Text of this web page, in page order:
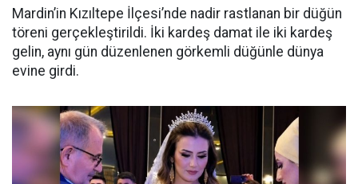
Mardin’in Kızıltepe İlçesi’nde nadir rastlanan bir düğün
töreni gerçekleştirildi. İki kardeş damat ile iki kardeş
gelin, aynı gün düzenlenen görkemli düğünle dünya
evine girdi.